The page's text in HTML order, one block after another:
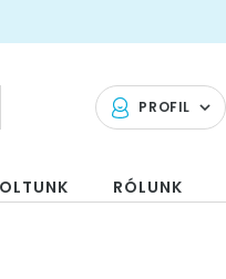
PROFIL
RÓLUNK